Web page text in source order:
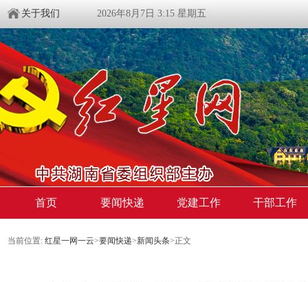
关于我们 2026年8月7日 3:15 星期五
首页 要闻快递 党建工作 干部工作
当前位置: 红星一网一云>要闻快递>新闻头条>正文